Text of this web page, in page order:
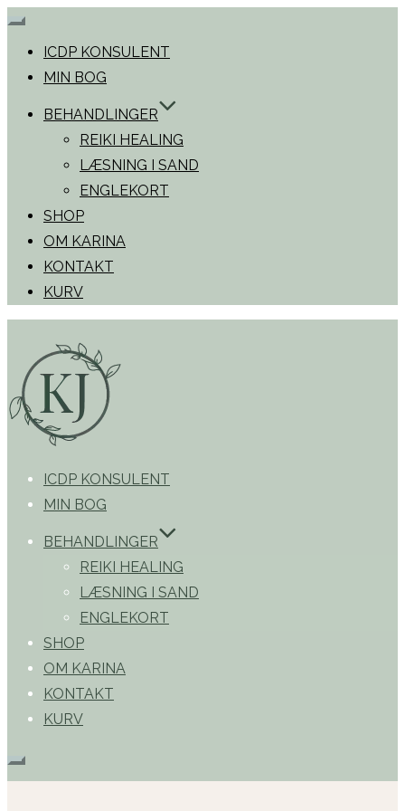
Slå
til/fraICDP KONSULENT
MIN BOG
BEHANDLINGER
REIKI HEALING
LÆSNING I SAND
ENGLEKORT
SHOP
OM KARINA
KONTAKT
KURV
indhold
ICDP KONSULENT
MIN BOG
BEHANDLINGER
REIKI HEALING
LÆSNING I SAND
ENGLEKORT
SHOP
OM KARINA
KONTAKT
KURV
Slå
navigation